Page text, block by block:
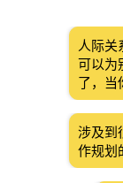
人际关
可以为
了，当
涉及到
作规划